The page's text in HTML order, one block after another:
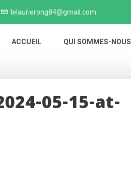
lelaurierong84@gmail.com
ACCUEIL QUI SOMMES-NOUS
05-15-at-